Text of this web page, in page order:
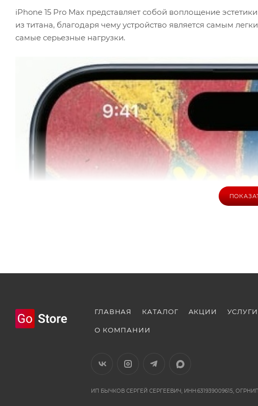
iPhone 15 Pro Max представляет собой воплощение
из титана, благодаря чему устройство является самым
самые серьезные нагрузки.
ГЛАВНАЯ КАТАЛОГ АКЦИИ УСЛУГИ
О КОМПАНИИ
ИП БЫЧКОВ СЕРГЕЙ СЕРГЕЕВИЧ, ИНН:631939009615,